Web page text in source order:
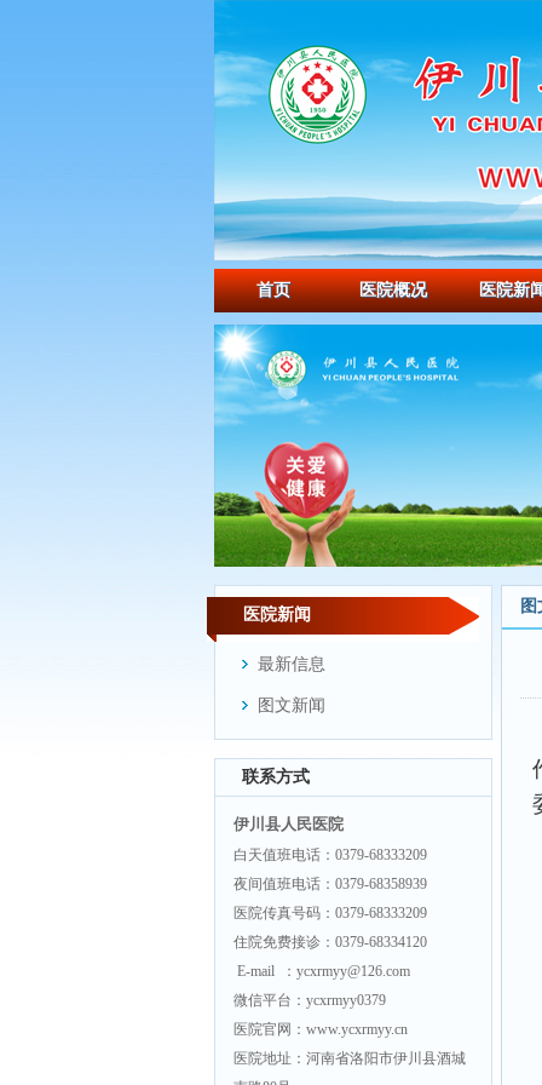
首页 医院概况 医院新
医院新闻
最新信息
图文新闻
联系方式
伊川县人民医院
白天值班电话：0379-68333209
夜间值班电话：0379-68358939
医院传真号码：0379-68333209
住院免费接诊：0379-68334120
E-mail ：ycxrmyy@126.com
微信平台：ycxrmyy0379
医院官网：www.ycxrmyy.cn
医院地址：河南省洛阳市伊川县酒城
图